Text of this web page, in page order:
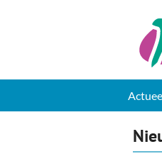
Nieuws